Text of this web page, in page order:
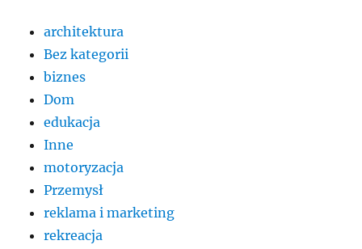
architektura
Bez kategorii
biznes
Dom
edukacja
Inne
motoryzacja
Przemysł
reklama i marketing
rekreacja